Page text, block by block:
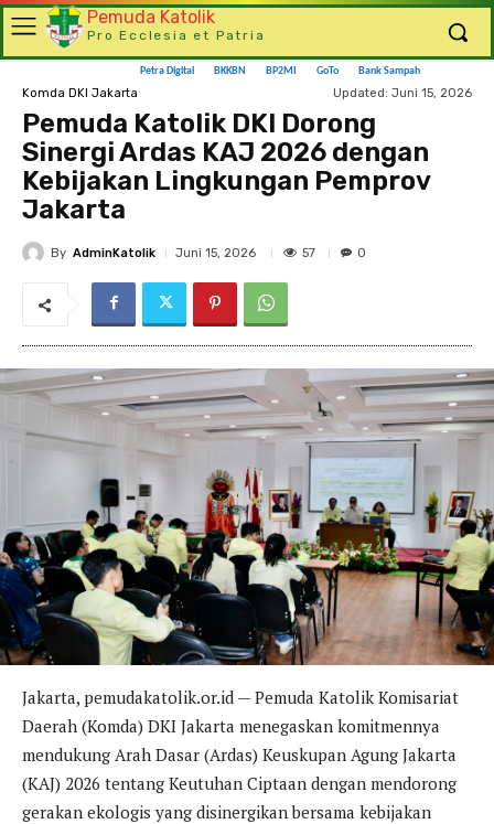
Pemuda Katolik
Pro Ecclesia et Patria
Petra Digital BKKBN BP2MI GoTo Bank Sampah
Komda DKI Jakarta Updated: Juni 15, 2026
Pemuda Katolik DKI Dorong
Sinergi Ardas KAJ 2026 dengan
Kebijakan Lingkungan Pemprov
Jakarta
By AdminKatolik Juni 15, 2026 57 0
Jakarta, pemudakatolik.or.id — Pemuda Katolik Komisariat
Daerah (Komda) DKI Jakarta menegaskan komitmennya
mendukung Arah Dasar (Ardas) Keuskupan Agung Jakarta
(KAJ) 2026 tentang Keutuhan Ciptaan dengan mendorong
gerakan ekologis yang disinergikan bersama kebijakan